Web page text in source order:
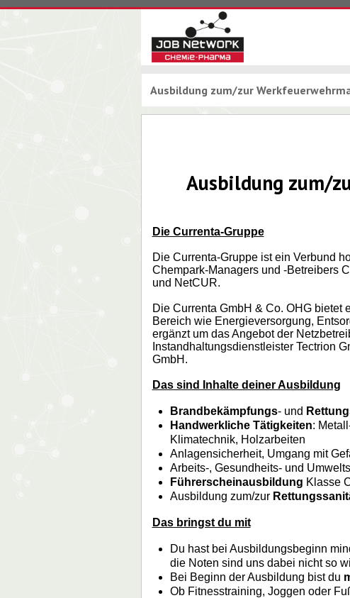
Ausbildung zum/zur
Ausbildung zum/
Die Currenta-Gruppe
Die Currenta-Gruppe ist ein Verbund
Chempark-Managers und -Betreibers
und NetCUR.
Die Currenta GmbH & Co. OHG
Bereich wie Energieversorgung,
ergänzt um das Angebot der
Instandhaltungsdienstleister Tectrion
GmbH.
Das sind Inhalte deiner Ausbildung
Brandbekämpfungs- und
Handwerkliche Tätigkeiten:
Klimatechnik, Holzarbeiten
Anlagensicherheit, Umgang mit
Arbeits-, Gesundheits- und
Führerscheinausbildung Klasse
Ausbildung zum/zur
Das bringst du mit
Du hast bei Ausbildungsbeginn
die Noten sind uns dabei nicht so
Bei Beginn der Ausbildung bist du
Ob Fitnesstraining, Joggen oder